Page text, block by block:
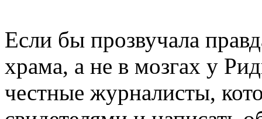
Если бы прозвучала
храма, а не в мозгах у
честные журналисты,